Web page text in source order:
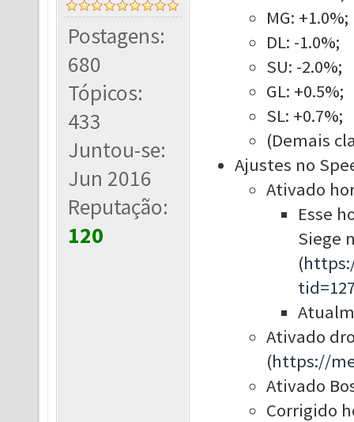
Postagens:
680
Tópicos:
433
Juntou-se:
Jun 2016
Reputação:
120
MG: +1.0%;
DL: -1.0%;
SU: -2.0%;
GL: +0.5%;
SL: +0.7%;
(Demais
Ajustes no
Ativado
Esse
Siege
(
Ativado
(https://
Ativado
Corrigido